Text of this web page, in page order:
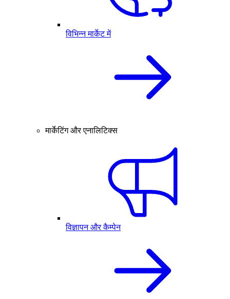
विभिन्न मार्केट में
मार्केटिंग और एनालिटिक्स
विज्ञापन और कैम्पेन